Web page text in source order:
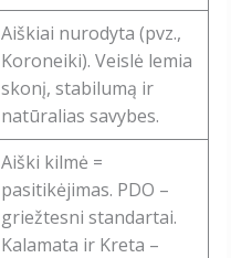
Aiškiai nurodyta (pvz.,
Koroneiki). Veislė lemia
skonį, stabilumą ir
natūralias savybes.
Aiški kilmė =
pasitikėjimas. PDO –
griežtesni standartai.
Kalamata ir Kreta –